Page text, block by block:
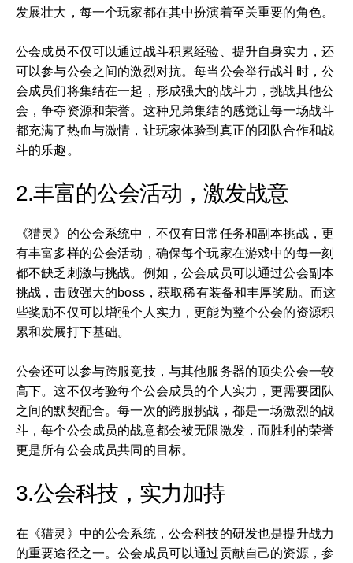
发展壮大，每一个玩家都在其中扮演着至关重要的角色。
公会成员不仅可以通过战斗积累经验、提升自身实力，还
可以参与公会之间的激烈对抗。每当公会举行战斗时，公
会成员们将集结在一起，形成强大的战斗力，挑战其他公
会，争夺资源和荣誉。这种兄弟集结的感觉让每一场战斗
都充满了热血与激情，让玩家体验到真正的团队合作和战
斗的乐趣。
2.丰富的公会活动，激发战意
《猎灵》的公会系统中，不仅有日常任务和副本挑战，更
有丰富多样的公会活动，确保每个玩家在游戏中的每一刻
都不缺乏刺激与挑战。例如，公会成员可以通过公会副本
挑战，击败强大的boss，获取稀有装备和丰厚奖励。而这
些奖励不仅可以增强个人实力，更能为整个公会的资源积
累和发展打下基础。
公会还可以参与跨服竞技，与其他服务器的顶尖公会一较
高下。这不仅考验每个公会成员的个人实力，更需要团队
之间的默契配合。每一次的跨服挑战，都是一场激烈的战
斗，每个公会成员的战意都会被无限激发，而胜利的荣誉
更是所有公会成员共同的目标。
3.公会科技，实力加持
在《猎灵》中的公会系统，公会科技的研发也是提升战力
的重要途径之一。公会成员可以通过贡献自己的资源，参